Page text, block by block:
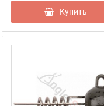
Купить